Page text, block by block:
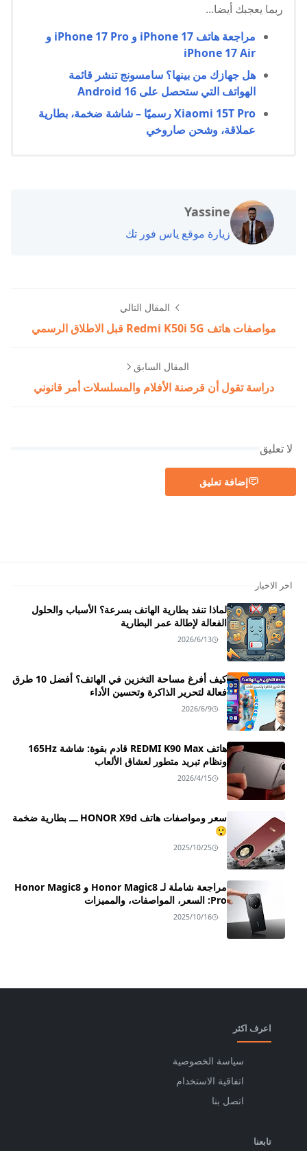
ربما يعجبك أيضا...
مراجعة هاتف iPhone 17 و iPhone 17 Pro و
iPhone 17 Air
هل جهازك من بينها؟ سامسونج تنشر قائمة
الهواتف التي ستحصل على Android 16
Xiaomi 15T Pro رسميًا – شاشة ضخمة، بطارية
عملاقة، وشحن صاروخي
Yassine
زيارة موقع ياس فور تك
المقال التالي
مواصفات هاتف Redmi K50i 5G قبل الاطلاق الرسمي
المقال السابق
دراسة تقول أن قرصنة الأفلام والمسلسلات أمر قانوني
لا تعليق
إضافة تعليق
اخر الاخبار
لماذا تنفد بطارية الهاتف بسرعة؟ الأسباب والحلول
الفعالة لإطالة عمر البطارية
2026/6/13
كيف أفرغ مساحة التخزين في الهاتف؟ أفضل 10 طرق
فعالة لتحرير الذاكرة وتحسين الأداء
2026/6/9
هاتف REDMI K90 Max قادم بقوة: شاشة 165Hz
ونظام تبريد متطور لعشاق الألعاب
2026/4/15
سعر ومواصفات هاتف HONOR X9d ـــ بطارية ضخمة
😲
2025/10/25
مراجعة شاملة لـ Honor Magic8 و Honor Magic8
Pro: السعر، المواصفات، والمميزات
2025/10/16
اعرف اكثر
سياسة الخصوصية
اتفاقية الاستخدام
اتصل بنا
تابعنا